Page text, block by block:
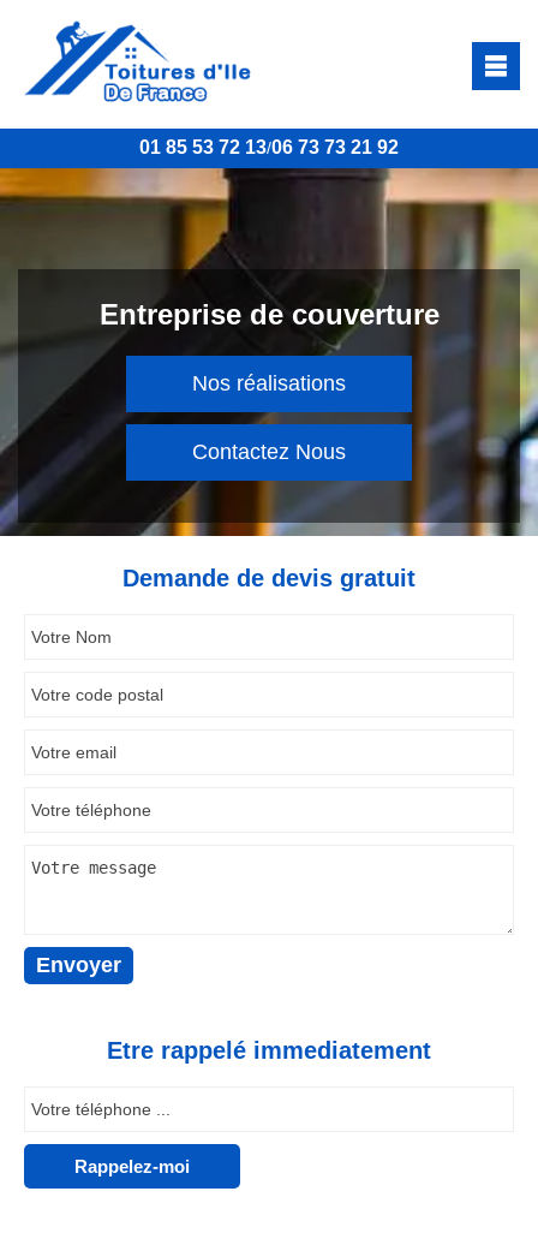
01 85 53 72 13/06 73 73 21 92
Entreprise de couverture
Nos réalisations
Contactez Nous
Demande de devis gratuit
Etre rappelé immediatement